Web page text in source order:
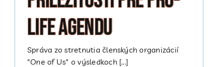
life agendu
Správa zo stretnutia členských organizácií
"One of Us" o výsledkoch [...]